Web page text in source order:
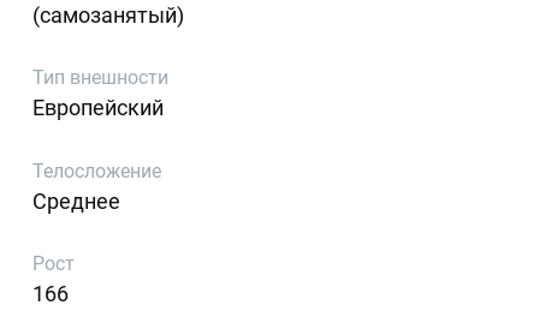
(самозанятый)
Тип внешности
Европейский
Телосложение
Среднее
Рост
166